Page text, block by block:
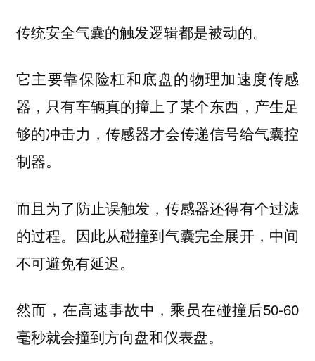
传统安全气囊的触发逻辑都是被动的。
它主要靠保险杠和底盘的物理加速度传感
器，只有车辆真的撞上了某个东西，产生足
够的冲击力，传感器才会传递信号给气囊控
制器。
而且为了防止误触发，传感器还得有个过滤
的过程。因此从碰撞到气囊完全展开，中间
不可避免有延迟。
然而，在高速事故中，乘员在碰撞后50-60
毫秒就会撞到方向盘和仪表盘。